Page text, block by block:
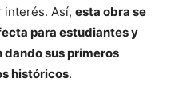
interés. Así, esta obra se
para estudiantes y
dando sus primeros
históricos.